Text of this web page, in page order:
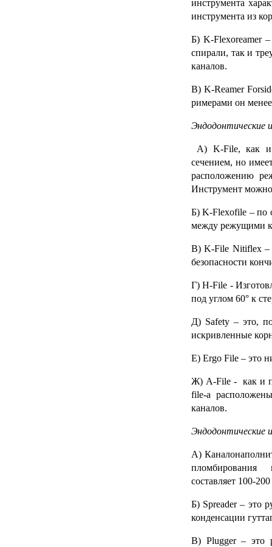
инструмента
инструмента из
Б)K-Flexoreamer–
спирали, так и
каналов.
В)K-Reamer
римерами он
Эндодонтические
А) K-File, как
сечением, но
расположению
Инструмент можно
Б) K-Flexofile – по
между режущими
В)K-File Nitiflex–
безопасности
Г)H-File -
под углом 60° к
Д) Safety– это,
искривленные
Е) Ergo File – это
Ж) A-File - как и
file-а
каналов.
Эндодонтические
А)
пломбирования
составляет 100-
Б) Spreader– это
конденсации
В) Plugger– это